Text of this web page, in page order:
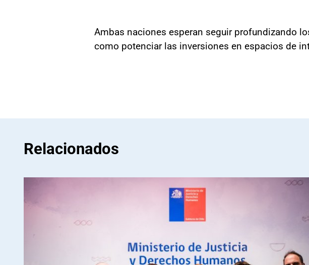
Ambas naciones esperan seguir profundizando
como potenciar las inversiones en espacios de
Relacionados